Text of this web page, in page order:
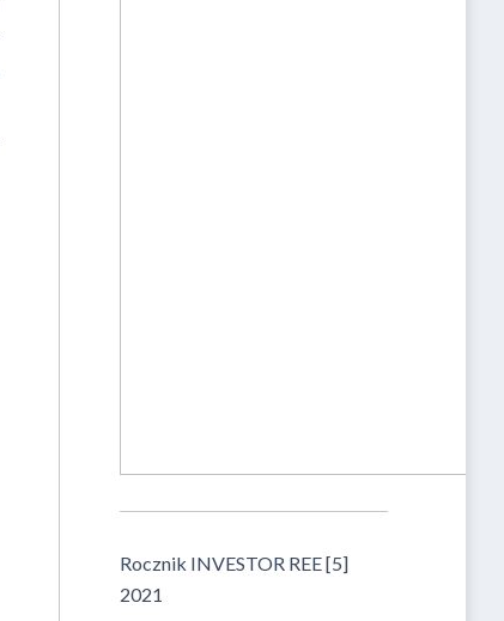
Rocznik INVESTOR REE [5]
2021